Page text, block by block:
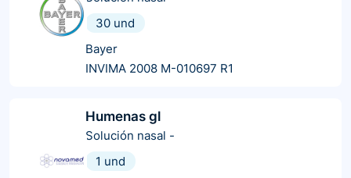
30 und
Bayer
INVIMA 2008 M-010697 R1
Humenas gl
Solución nasal -
1 und